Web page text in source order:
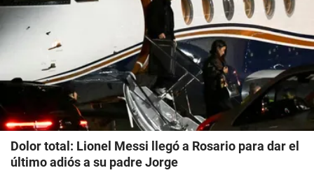
Dolor total: Lionel Messi llegó a Rosario para dar el
último adiós a su padre Jorge